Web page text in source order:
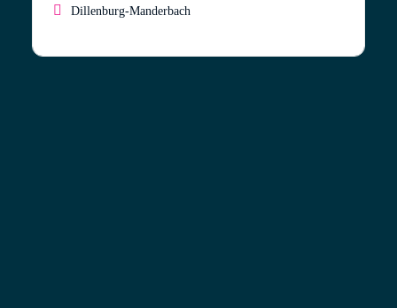
Dillenburg-Manderbach